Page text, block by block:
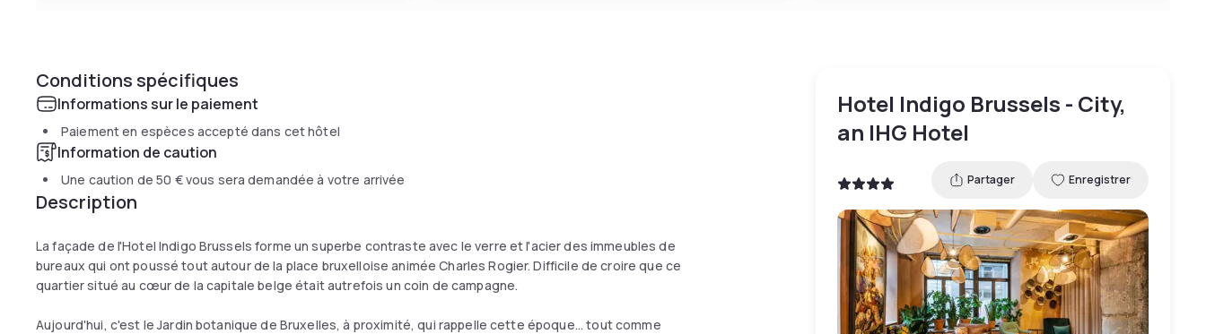
Conditions spécifiques
Informations sur le paiement
Paiement en espèces accepté dans cet hôtel
Information de caution
Une caution de50 €vous sera demandée à votre arrivée
Description
La façade de l'Hotel Indigo Brussels forme un superbe contraste avec le verre et l'acier des immeubles de
bureaux qui ont poussé tout autour de la place bruxelloise animée Charles Rogier. Difficile de croire que ce
quartier situé au cœur de la capitale belge était autrefois un coin de campagne.
Aujourd'hui, c'est le Jardin botanique de Bruxelles, à proximité, qui rappelle cette époque... tout comme
Hotel Indigo Brussels - City,
an IHG Hotel
Partager Enregistrer